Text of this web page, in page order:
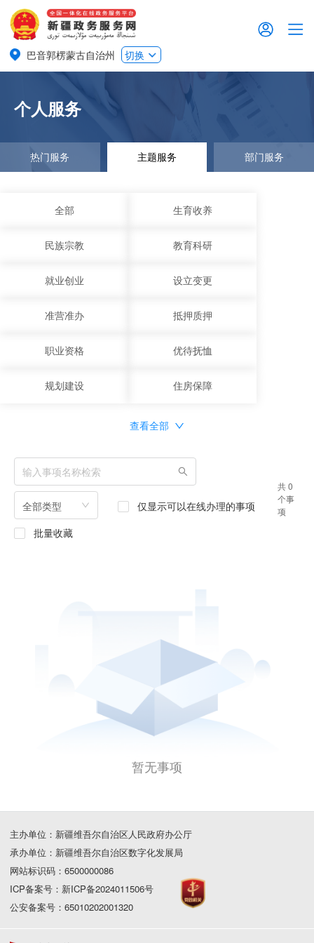
巴音郭楞蒙古自治州 切换
个人服务
热门服务 主题服务 部门服务
全部 生育收养
民族宗教 教育科研
就业创业 设立变更
准营准办 抵押质押
职业资格 优待抚恤
规划建设 住房保障
查看全部
全部类型
仅显示可以在线办理的事项
批量收藏
共 0
个事
项
暂无事项
主办单位：新疆维吾尔自治区人民政府办公厅
承办单位：新疆维吾尔自治区数字化发展局
网站标识码：6500000086
ICP备案号：新ICP备2024011506号
公安备案号：65010202001320